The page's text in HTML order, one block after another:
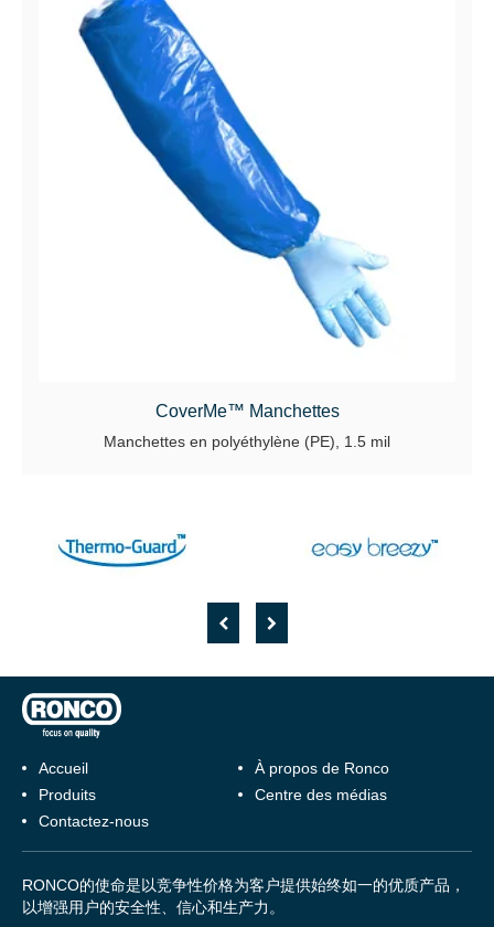
CoverMe™ Manchettes
Manchettes en polyéthylène (PE), 1.5 mil
Accueil
À propos de Ronco
Produits
Centre des médias
Contactez-nous
RONCO的使命是以竞争性价格为客户提供始终如一的优质产品，
以增强用户的安全性、信心和生产力。